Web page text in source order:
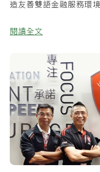
造友善雙語金融服務環
閱讀全文